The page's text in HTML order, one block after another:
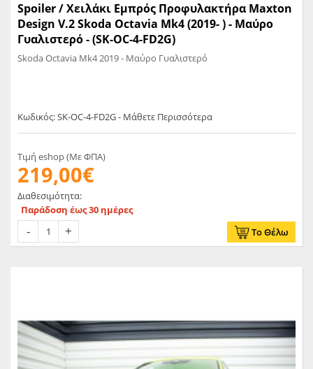
Spoiler / Χειλάκι Eμπρός Προφυλακτήρα Maxton
Design V.2 Skoda Octavia Mk4 (2019- ) - Μαύρο
Γυαλιστερό - (SK-OC-4-FD2G)
Skoda Octavia Mk4 2019 - Μαύρο Γυαλιστερό
Κωδικός: SK-OC-4-FD2G - Μάθετε Περισσότερα
Τιμή eshop (Με ΦΠΑ)
219,00€
Διαθεσιμότητα:
Παράδοση έως 30 ημέρες
Το Θέλω